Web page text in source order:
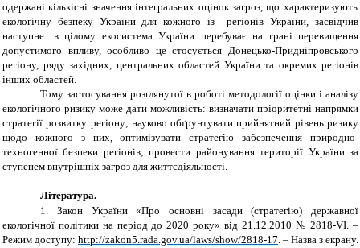
одержані кількісні значення інтегральних оцінок загроз, що характеризують
екологічну безпеку України для кожного із регіонів України, засвідчив
наступне: в цілому екосистема України перебуває на грані перевищення
допустимого впливу, особливо це стосується Донецько-Придніпровського
регіону, ряду західних, центральних областей України та окремих регіонів
інших областей.
Тому застосування розглянутої в роботі методології оцінки і аналізу
екологічного ризику може дати можливість: визначати пріоритетні напрямки
стратегії розвитку регіону; науково обґрунтувати прийнятний рівень ризику
щодо кожного з них, оптимізувати стратегію забезпечення природно-
техногенної безпеки регіонів; провести районування території України за
ступенем внутрішніх загроз для життєдіяльності.
Література.
1.
Закон України «Про основні засади (стратегію) державної
екологічної політики на період до 2020 року» від 21.12.2010 № 2818-VI. –
Режим доступу: http://zakon5.rada.gov.ua/laws/show/2818-17. – Назва з екрану.